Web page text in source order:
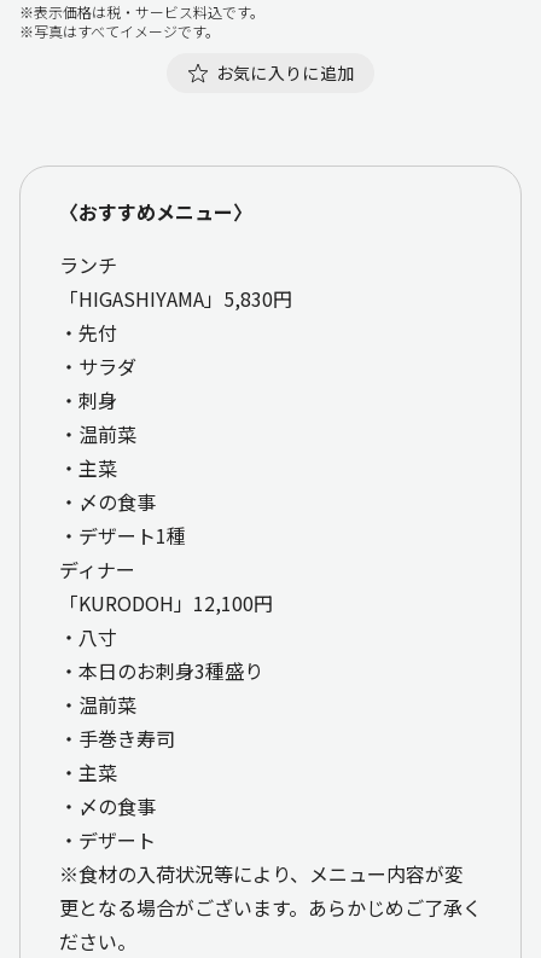
※表示価格は税・サービス料込です。
※写真はすべてイメージです。
お気に入りに追加
〈おすすめメニュー〉
ランチ
「HIGASHIYAMA」5,830円
・先付
・サラダ
・刺身
・温前菜
・主菜
・〆の食事
・デザート1種
ディナー
「KURODOH」12,100円
・八寸
・本日のお刺身3種盛り
・温前菜
・手巻き寿司
・主菜
・〆の食事
・デザート
※食材の入荷状況等により、メニュー内容が変
更となる場合がございます。あらかじめご了承く
ださい。